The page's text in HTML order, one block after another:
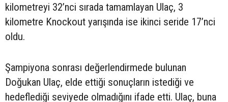
kilometreyi 32’nci sırada tamamlayan Ulaç, 3
kilometre Knockout yarışında ise ikinci seride 17’nci
oldu.
Şampiyona sonrası değerlendirmede bulunan
Doğukan Ulaç, elde ettiği sonuçların istediği ve
hedeflediği seviyede olmadığını ifade etti. Ulaç, buna